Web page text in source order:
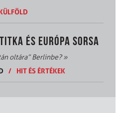
ÉS EURÓPA SORSA
oltára” Berlinbe?»
/ HIT ÉS ÉRTÉKEK